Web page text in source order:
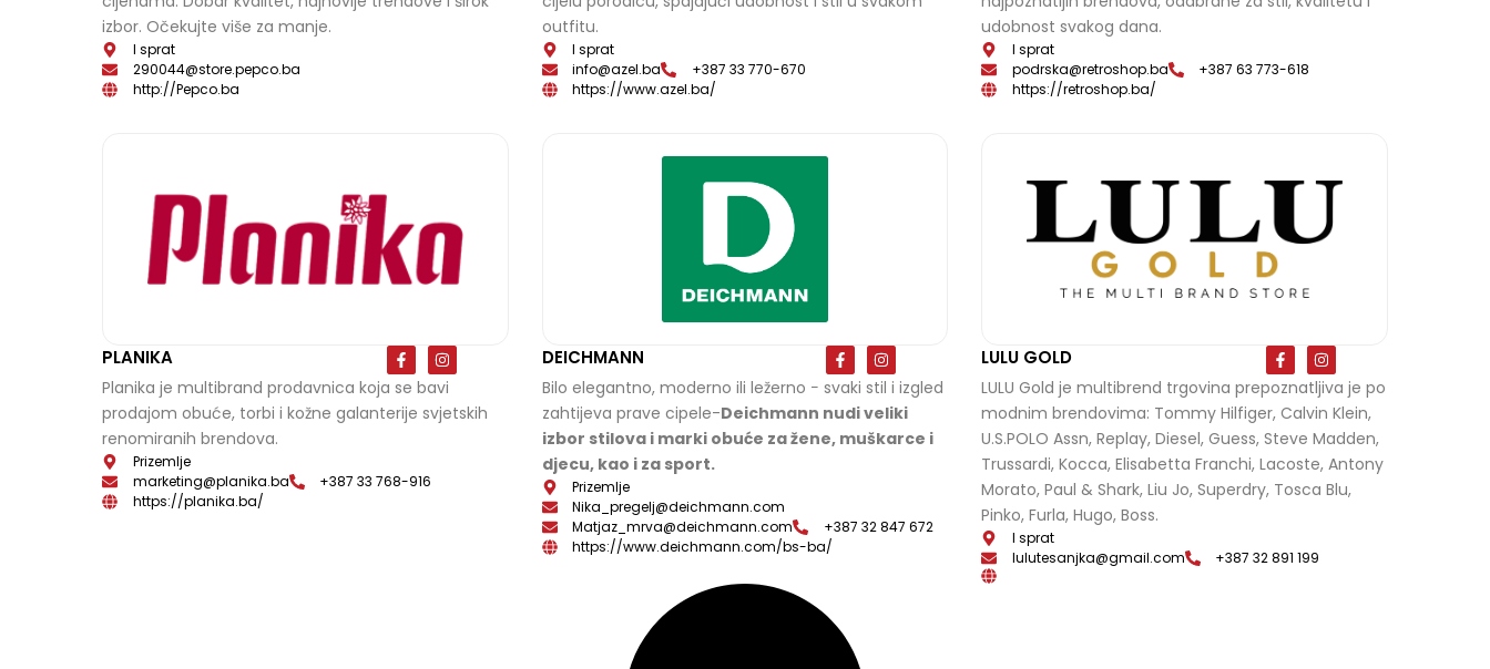
izbor. Očekujte više za manje.
I sprat
290044@store.pepco.ba
http://Pepco.ba
outfitu.
I sprat
info@azel.ba
+387 33 770-670
https://www.azel.ba/
udobnost svakog dana.
I sprat
podrska@retroshop.ba
+387 63 773-618
https://retroshop.ba/
PLANIKA
F
a
c
e
b
o
-
f
I
n
s
t
a
g
Planika je multibrand prodavnica koja se bavi
prodajom obuće, torbi i kožne galanterije svjetskih
renomiranih brendova.
Prizemlje
marketing@planika.ba
+387 33 768-916
https://planika.ba/
DEICHMANN
F
a
c
e
b
o
I
n
s
t
a
g
r
Bilo elegantno, moderno ili ležerno − svaki stil i izgled
zahtijeva prave cipele-Deichmann nudi veliki
izbor stilova i marki obuće za žene, muškarce i
djecu, kao i za sport.
Prizemlje
Nika_pregelj@deichmann.com
Matjaz_mrva@deichmann.com
+387 32 847 672
https://www.deichmann.com/bs-ba/
LULU GOLD
F
a
c
e
b
o
k
-
f
I
n
s
t
a
g
r
m
LULU Goldje multibrend trgovina prepoznatljiva je po
modnim brendovima: Tommy Hilfiger, Calvin Klein,
U.S.POLO Assn, Replay, Diesel, Guess, Steve Madden,
Trussardi, Kocca, Elisabetta Franchi, Lacoste, Antony
Morato, Paul & Shark, Liu Jo, Superdry, Tosca Blu,
Pinko, Furla, Hugo, Boss.
I sprat
lulutesanjka@gmail.com
+387 32 891 199